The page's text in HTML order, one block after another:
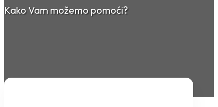
Kako Vam možemo pomoći?